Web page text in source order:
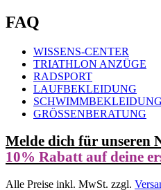
FAQ
WISSENS-CENTER
TRIATHLON ANZÜGE
RADSPORT
LAUFBEKLEIDUNG
SCHWIMMBEKLEIDUNG
GRÖSSENBERATUNG
Melde dich für unseren
10% Rabatt auf deine
Alle Preise inkl. MwSt. zzgl.